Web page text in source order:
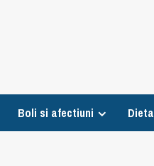
Boli si afectiuni Dieta